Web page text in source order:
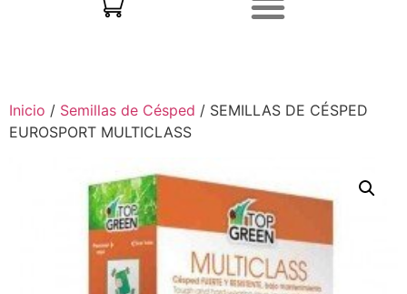
Inicio / Semillas de Césped / SEMILLAS DE CÉSPED
EUROSPORT MULTICLASS